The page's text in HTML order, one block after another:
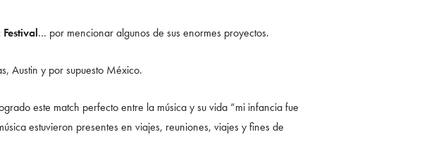
… por mencionar algunos de sus enormes proyectos.
Austin y por supuesto México.
este match perfecto entre la música y su vida “mi infancia fue
estuvieron presentes en viajes, reuniones, viajes y fines de